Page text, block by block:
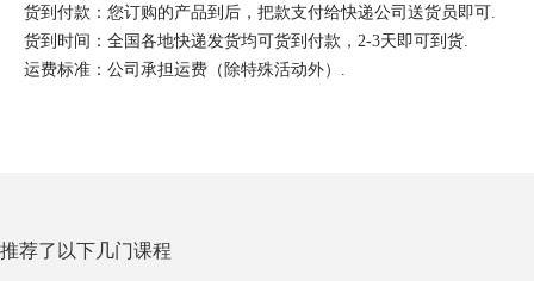
货到付款：您订购的产品到后，把款支付给快递公司送货员即可.
货到时间：全国各地快递发货均可货到付款，2-3天即可到货.
运费标准：公司承担运费（除特殊活动外）.
推荐了以下几门课程